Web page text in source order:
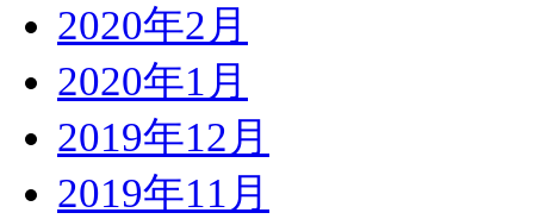
2020年2月
2020年1月
2019年12月
2019年11月